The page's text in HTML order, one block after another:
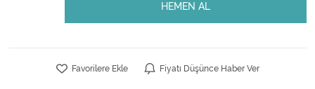
HEMEN AL
Favorilere Ekle Fiyatı Düşünce Haber Ver